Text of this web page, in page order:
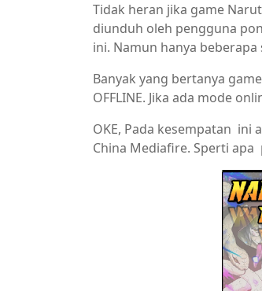
Tidak heran jika game
diunduh oleh pengguna
ini. Namun hanya
Banyak yang bertanya
OFFLINE. Jika ada mode
OKE, Pada kesempatan ini
China Mediafire. Sperti